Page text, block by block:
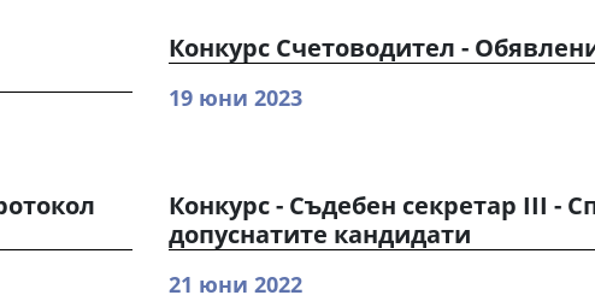
Конкурс Счетоводител -
19 юни 2023
Конкурс - Съдебен секретар III -
допуснатите кандидати
21 юни 2022